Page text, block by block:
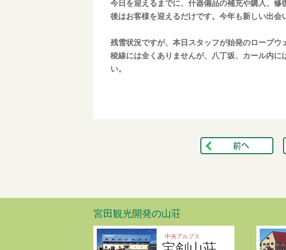
今日を迎えるまでに、什器備品の補充や購入、修
後はお客様を迎えるだけです。今年も新しい出会
残雪状況ですが、本日スタッフが始発のロープウ
稜線には全くありませんが、八丁坂、カール内
い。
宮田観光開発の山荘
中央アルプス